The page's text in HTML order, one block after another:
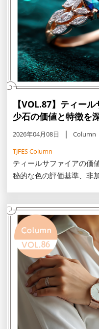
【VOL.87】ティー
少石の価値と特徴を
2026年04月08日
Column
TJFES Column
ティールサファイアの価
秘的な色の評価基準、非
入れるためのコツをご紹